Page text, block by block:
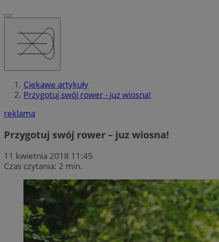
Ciekawe artykuły
Przygotuj swój rower - juz wiosna!
reklama
Przygotuj swój rower – juz wiosna!
11 kwietnia 2018 11:45
Czas czytania: 2 min.